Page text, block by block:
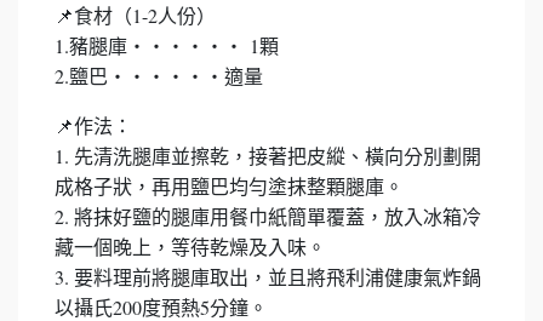
📌食材（1-2人份）
1.豬腿庫‧‧‧‧‧‧ 1顆
2.鹽巴‧‧‧‧‧‧適量
📌作法：
1. 先清洗腿庫並擦乾，接著把皮縱、橫向分別劃開
成格子狀，再用鹽巴均勻塗抹整顆腿庫。
2. 將抹好鹽的腿庫用餐巾紙簡單覆蓋，放入冰箱冷
藏一個晚上，等待乾燥及入味。
3. 要料理前將腿庫取出，並且將飛利浦健康氣炸鍋
以攝氏200度預熱5分鐘。